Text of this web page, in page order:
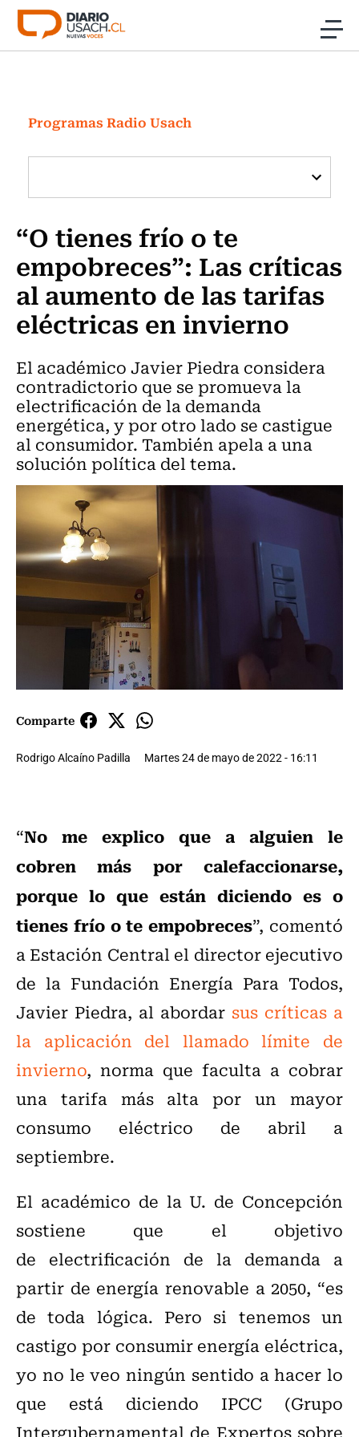
Click acá para ir directamente al contenido
Investigación
Cultura
Programas Radio y TV Usach
Programas Radio Usach
“O tienes frío o te
empobreces”: Las críticas
al aumento de las tarifas
eléctricas en invierno
El académico Javier Piedra considera
contradictorio que se promueva la
electrificación de la demanda
energética, y por otro lado se castigue
al consumidor. También apela a una
solución política del tema.
Comparte
Rodrigo Alcaíno Padilla Martes 24 de mayo de 2022 - 16:11
“No me explico que a alguien le
cobren más por calefaccionarse,
porque lo que están diciendo es o
tienes frío o te empobreces”, comentó
a Estación Central el director ejecutivo
de la Fundación Energía Para Todos,
Javier Piedra, al abordar sus críticas a
la aplicación del llamado límite de
invierno, norma que faculta a cobrar
una tarifa más alta por un mayor
consumo eléctrico de abril a
septiembre.
El académico de la U. de Concepción
sostiene que el objetivo
de electrificación de la demanda a
partir de energía renovable a 2050, “es
de toda lógica. Pero si tenemos un
castigo por consumir energía eléctrica,
yo no le veo ningún sentido a hacer lo
que está diciendo IPCC (Grupo
Intergubernamental de Expertos sobre